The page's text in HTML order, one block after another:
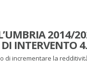
2014/
INTERVENTO
incrementare la